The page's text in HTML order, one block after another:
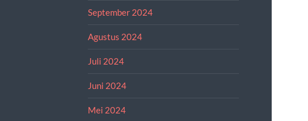
September 2024
Agustus 2024
Juli 2024
Juni 2024
Mei 2024